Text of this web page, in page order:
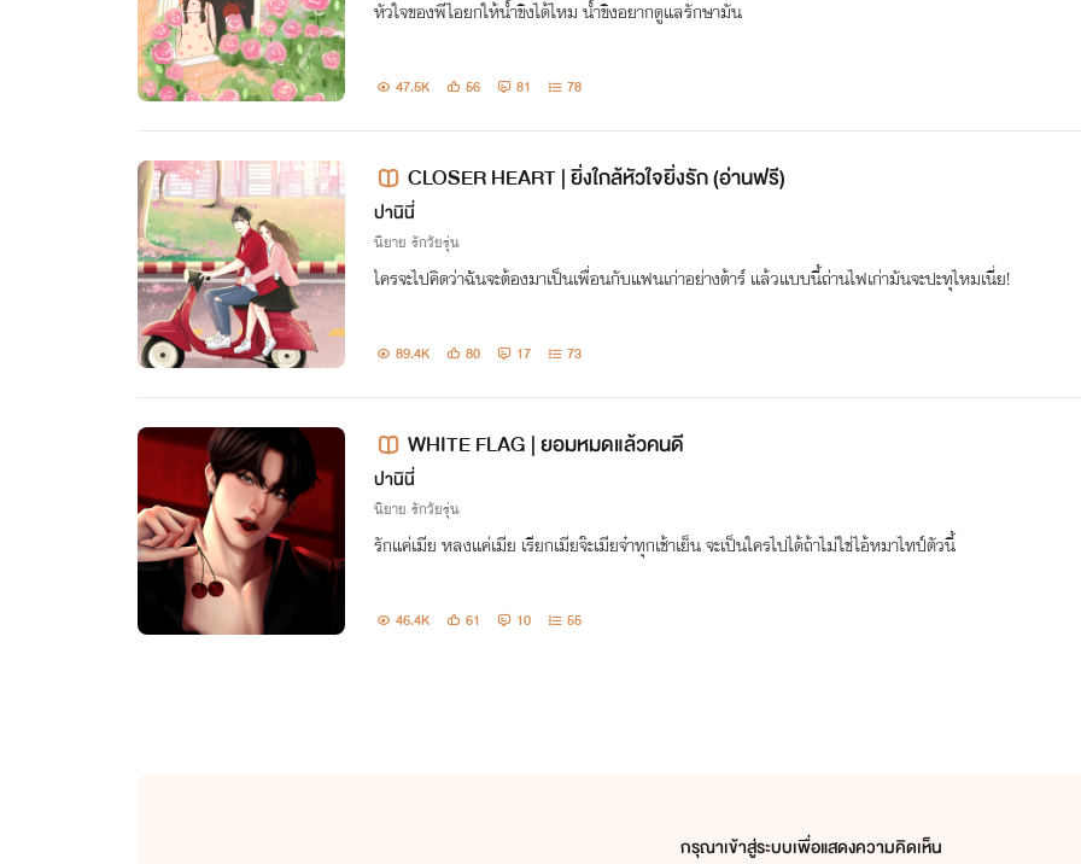
หัวใจของพีไอยกให้น้ำขิงได้ไหม น้ำขิงอยากดูแลรักษามัน
47.5K 56 81 78
CLOSER HEART | ยิ่งใกล้หัวใจยิ่งรัก (อ่านฟรี)
ปานินี่
นิยาย รักวัยรุ่น
ใครจะไปคิดว่าฉันจะต้องมาเป็นเพื่อนกับแฟนเก่าอย่างต้าร์ แล้วแบบนี้ถ่านไฟเก่ามันจะปะทุไหมเนี่ย!
89.4K 80 17 73
WHITE FLAG | ยอมหมดแล้วคนดี
ปานินี่
นิยาย รักวัยรุ่น
รักแค่เมีย หลงแค่เมีย เรียกเมียจ๊ะเมียจ๋าทุกเช้าเย็น จะเป็นใครไปได้ถ้าไม่ใช่ไอ้หมาไทป์ตัวนี้
46.4K 61 10 55
กรุณาเข้าสู่ระบบเพื่อแสดงความคิดเห็น